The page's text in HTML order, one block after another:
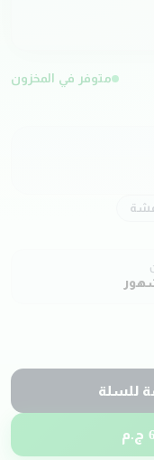
متوفر في المخزون
للسلة
ج.م